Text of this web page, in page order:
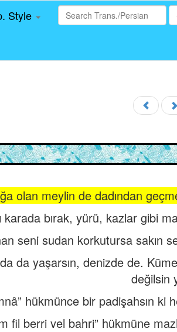
Style
olan meylin de dadından
karada bırak, yürü, kazlar gibi
seni sudan korkutursa sakın
da yaşarsın, denizde de.
değilsin
hükmünce bir padişahsın
fil berri vel bahri” hükmüne